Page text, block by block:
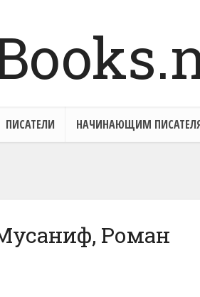
ПИСАТЕЛИ НАЧИНАЮЩИМ
Роман